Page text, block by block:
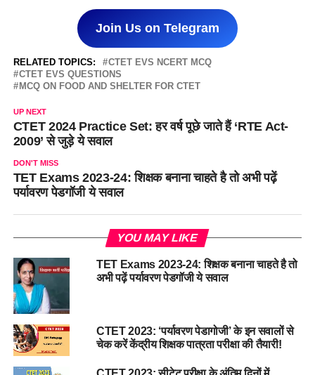
Join Us on Telegram
RELATED TOPICS:
CTET EVS NCERT MCQ
CTET EVS QUESTIONS
MCQ ON FOOD AND SHELTER FOR CTET
UP NEXT
CTET 2024 Practice Set: हर वर्ष पूछे जाते हैं ‘RTE Act-
2009’ से जुड़े ये सवाल
DON'T MISS
TET Exams 2023-24: शिक्षक बनाना चाहते है तो अभी पढ़ें
पर्यावरण पेडगॉजी ये सवाल
YOU MAY LIKE
TET Exams 2023-24: शिक्षक बनाना चाहते है तो
अभी पढ़ें पर्यावरण पेडगॉजी ये सवाल
CTET 2023: ‘पर्यावरण पेडागोजी’ के इन सवालों से
चेक करें केंद्रीय शिक्षक पात्रता परीक्षा की तैयारी!